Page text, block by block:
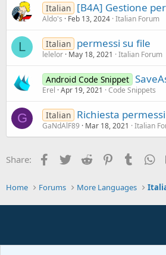
Italian [B4A] Gestione
Aldo's Feb 13, 2024 Italian Forum
L Italian permessi su file
lelelor May 18, 2021 Italian Forum
Android Code Snippet
Erel Apr 19, 2021 Code Snippets
G Italian Richiesta
GaNdAlF89 Mar 18, 2021 Italian
Share: Facebook
Twitter Reddit PinterestTumblr
Home Forums More Languages